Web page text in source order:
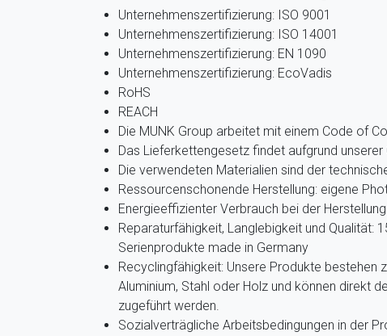
Unternehmenszertifizierung: ISO 9001
Unternehmenszertifizierung: ISO 14001
Unternehmenszertifizierung: EN 1090
Unternehmenszertifizierung: EcoVadis
RoHS
REACH
Die MUNK Group arbeitet mit einem Code of
Das Lieferkettengesetz findet aufgrund unserer
Die verwendeten Materialien sind der
Ressourcenschonende Herstellung: eigene
Energieeffizienter Verbrauch bei der
Reparaturfähigkeit, Langlebigkeit und Qualität:
Serienprodukte made in Germany
Recyclingfähigkeit: Unsere Produkte bestehen
Aluminium, Stahl oder Holz und können direkt
zugeführt werden.
Sozialverträgliche Arbeitsbedingungen in der